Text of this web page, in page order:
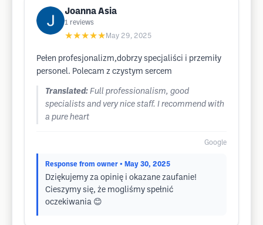
Joanna Asia
1 reviews
★★★★★ May 29, 2025
Pełen profesjonalizm,dobrzy specjaliści i przemiły
personel. Polecam z czystym sercem
Translated: Full professionalism, good
specialists and very nice staff. I recommend with
a pure heart
Google
Response from owner • May 30, 2025
Dziękujemy za opinię i okazane zaufanie!
Cieszymy się, że mogliśmy spełnić
oczekiwania 😊